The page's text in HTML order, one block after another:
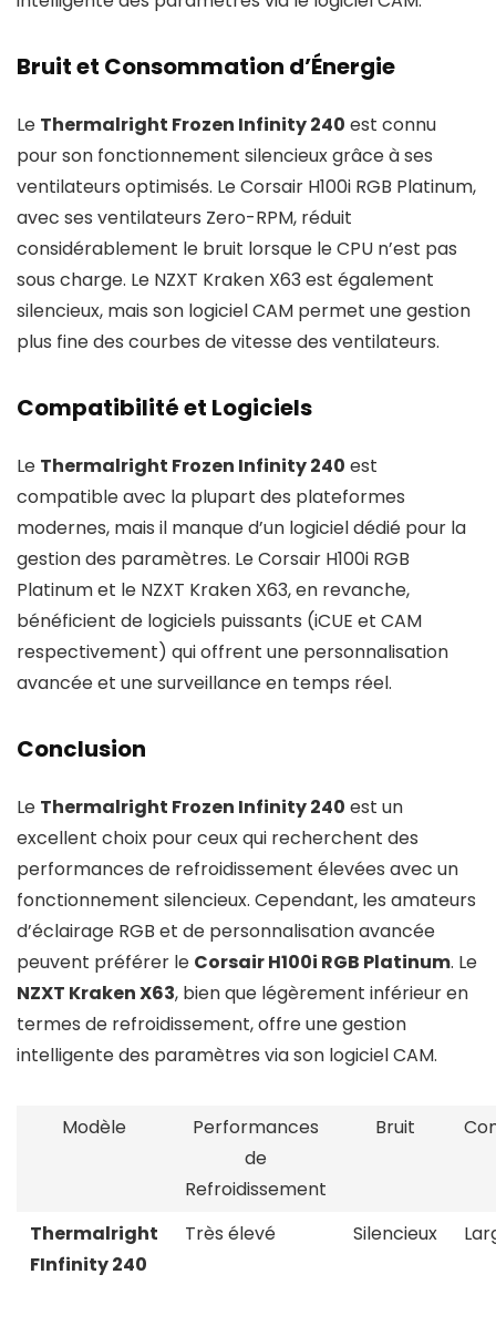
Bruit et Consommation d’Énergie
Le Thermalright Frozen Infinity 240 est connu
pour son fonctionnement silencieux grâce à ses
ventilateurs optimisés. Le Corsair H100i RGB Platinum,
avec ses ventilateurs Zero-RPM, réduit
considérablement le bruit lorsque le CPU n’est pas
sous charge. Le NZXT Kraken X63 est également
silencieux, mais son logiciel CAM permet une gestion
plus fine des courbes de vitesse des ventilateurs.
Compatibilité et Logiciels
Le Thermalright Frozen Infinity 240 est
compatible avec la plupart des plateformes
modernes, mais il manque d’un logiciel dédié pour la
gestion des paramètres. Le Corsair H100i RGB
Platinum et le NZXT Kraken X63, en revanche,
bénéficient de logiciels puissants (iCUE et CAM
respectivement) qui offrent une personnalisation
avancée et une surveillance en temps réel.
Conclusion
Le Thermalright Frozen Infinity 240 est un
excellent choix pour ceux qui recherchent des
performances de refroidissement élevées avec un
fonctionnement silencieux. Cependant, les amateurs
d’éclairage RGB et de personnalisation avancée
peuvent préférer le Corsair H100i RGB Platinum. Le
NZXT Kraken X63, bien que légèrement inférieur en
termes de refroidissement, offre une gestion
intelligente des paramètres via son logiciel CAM.
Modèle
Performances
de
Refroidissement
Bruit
Thermalright
FInfinity 240
Très élevé Silencieux